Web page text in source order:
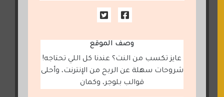
وصف الموقع
عايز تكسب من النت؟ عندنا كل اللي تحتاجه!
شروحات سهلة عن الربح من الإنترنت، وأحلى
قوالب بلوجر، وكمان